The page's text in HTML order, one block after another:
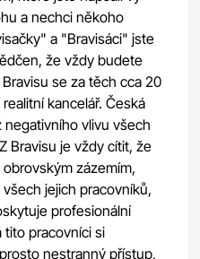
a nechci někoho
a "Bravisáci" jste
že vždy budete
se za těch cca 20
kancelář. Česká
vlivu všech
Bravisu je vždy cítit, že
zázemím,
jejich pracovníků,
profesionální
tito pracovníci si
nestranný přístup,